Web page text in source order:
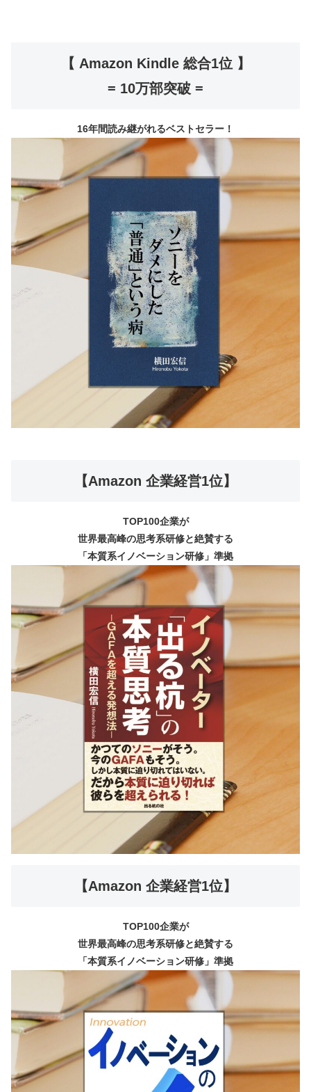
【 Amazon Kindle 総合1位 】
= 10万部突破 =
16年間読み継がれるベストセラー！
【Amazon 企業経営1位】
TOP100企業が
世界最高峰の思考系研修と絶賛する
「本質系イノベーション研修」準拠
【Amazon 企業経営1位】
TOP100企業が
世界最高峰の思考系研修と絶賛する
「本質系イノベーション研修」準拠